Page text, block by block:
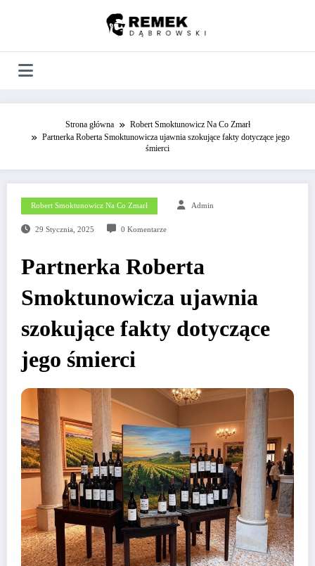
Strona główna
Robert Smoktunowicz Na Co Zmarł
Partnerka Roberta Smoktunowicza ujawnia szokujące fakty dotyczące jego
śmierci
Robert Smoktunowicz Na Co Zmarł Admin
29 Stycznia, 2025 0 Komentarze
Partnerka Roberta
Smoktunowicza ujawnia
szokujące fakty dotyczące
jego śmierci